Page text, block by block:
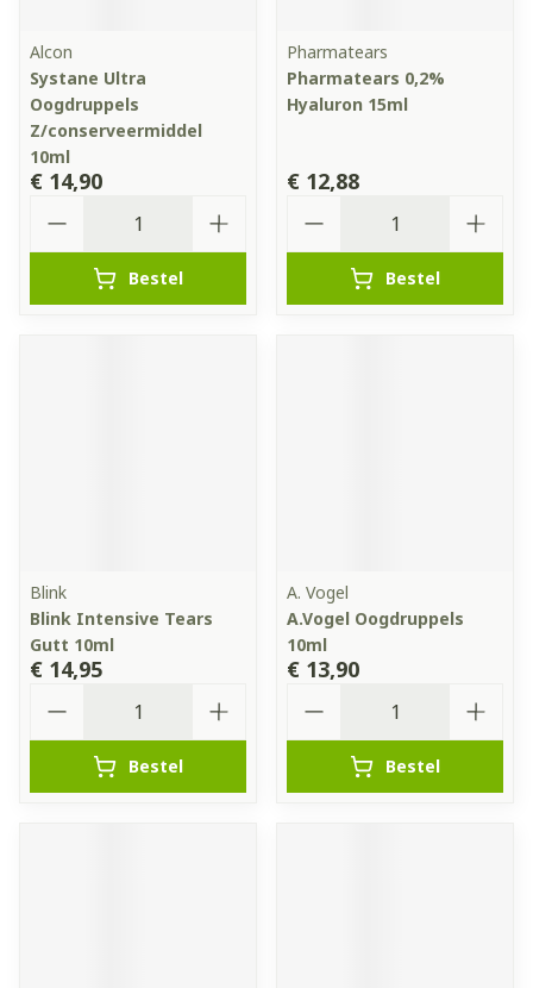
Alcon
Systane Ultra
Oogdruppels
Z/conserveermiddel
10ml
€ 14,90
Bestel
Pharmatears
Pharmatears 0,2%
Hyaluron 15ml
€ 12,88
Bestel
Blink
Blink Intensive Tears
Gutt 10ml
€ 14,95
Bestel
A. Vogel
A.Vogel Oogdruppels
10ml
€ 13,90
Bestel